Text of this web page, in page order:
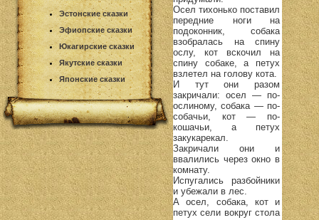
Эстонские сказки
Эфиопские сказки
Юкагирские сказки
Якутские сказки
Японские сказки
Осел тихонько поставил
передние ноги на
подоконник, собака
взобралась на спину
ослу, кот вскочил на
спину собаке, а петух
взлетел на голову кота.
И тут они разом
закричали: осел — по-
ослиному, собака — по-
собачьи, кот — по-
кошачьи, а петух
закукарекал.
Закричали они и
ввалились через окно в
комнату.
Испугались разбойники
и убежали в лес.
А осел, собака, кот и
петух сели вокруг стола